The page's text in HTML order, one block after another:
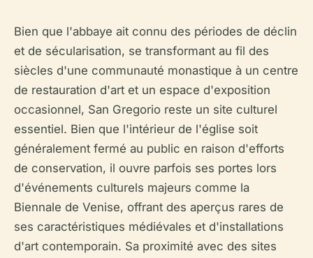
Bien que l'abbaye ait connu des périodes de déclin
et de sécularisation, se transformant au fil des
siècles d'une communauté monastique à un centre
de restauration d'art et un espace d'exposition
occasionnel, San Gregorio reste un site culturel
essentiel. Bien que l'intérieur de l'église soit
généralement fermé au public en raison d'efforts
de conservation, il ouvre parfois ses portes lors
d'événements culturels majeurs comme la
Biennale de Venise, offrant des aperçus rares de
ses caractéristiques médiévales et d'installations
d'art contemporain. Sa proximité avec des sites